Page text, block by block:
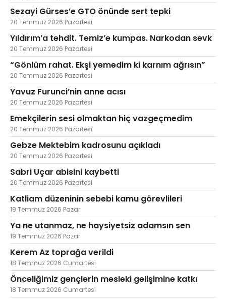
Sezayi Gürses’e GTO önünde sert tepki
20 Temmuz 2026 Pazartesi
Yıldırım’a tehdit. Temiz’e kumpas. Narkodan sevk
20 Temmuz 2026 Pazartesi
“Gönlüm rahat. Ekşi yemedim ki karnım ağrısın”
20 Temmuz 2026 Pazartesi
Yavuz Furunci’nin anne acısı
20 Temmuz 2026 Pazartesi
Emekçilerin sesi olmaktan hiç vazgeçmedim
20 Temmuz 2026 Pazartesi
Gebze Mektebim kadrosunu açıkladı
20 Temmuz 2026 Pazartesi
Sabri Uçar abisini kaybetti
20 Temmuz 2026 Pazartesi
Katliam düzeninin sebebi kamu görevlileri
19 Temmuz 2026 Pazar
Ya ne utanmaz, ne haysiyetsiz adamsın sen
19 Temmuz 2026 Pazar
Kerem Az toprağa verildi
18 Temmuz 2026 Cumartesi
Önceliğimiz gençlerin mesleki gelişimine katkı
18 Temmuz 2026 Cumartesi